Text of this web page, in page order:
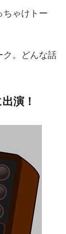
ゃけトー
ク。どんな話
演！